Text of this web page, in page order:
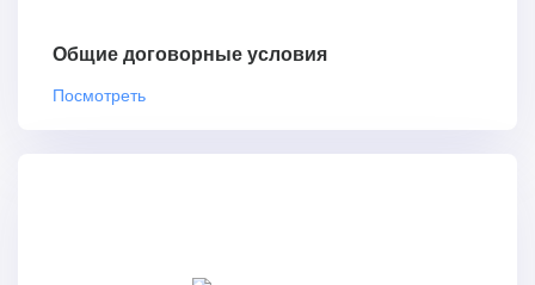
Общие договорные условия
Посмотреть